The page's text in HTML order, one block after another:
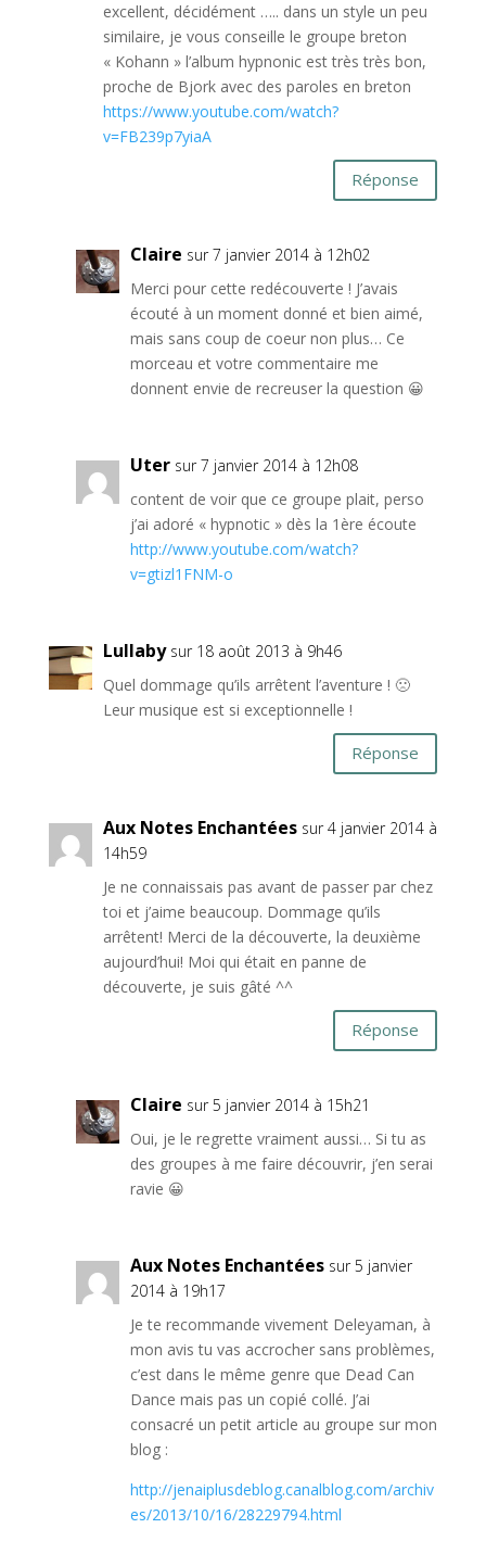
excellent, décidément ….. dans un style un peu
similaire, je vous conseille le groupe breton
« Kohann » l’album hypnonic est très très bon,
proche de Bjork avec des paroles en breton
https://www.youtube.com/watch?
v=FB239p7yiaA
Réponse
Claire sur 7 janvier 2014 à 12h02
Merci pour cette redécouverte ! J’avais
écouté à un moment donné et bien aimé,
mais sans coup de coeur non plus… Ce
morceau et votre commentaire me
donnent envie de recreuser la question 😀
Uter sur 7 janvier 2014 à 12h08
content de voir que ce groupe plait, perso
j’ai adoré « hypnotic » dès la 1ère écoute
http://www.youtube.com/watch?
v=gtizl1FNM-o
Lullaby sur 18 août 2013 à 9h46
Quel dommage qu’ils arrêtent l’aventure ! 🙁
Leur musique est si exceptionnelle !
Réponse
Aux Notes Enchantées sur 4 janvier 2014 à
14h59
Je ne connaissais pas avant de passer par chez
toi et j’aime beaucoup. Dommage qu’ils
arrêtent! Merci de la découverte, la deuxième
aujourd’hui! Moi qui était en panne de
découverte, je suis gâté ^^
Réponse
Claire sur 5 janvier 2014 à 15h21
Oui, je le regrette vraiment aussi… Si tu as
des groupes à me faire découvrir, j’en serai
ravie 😀
Aux Notes Enchantées sur 5 janvier
2014 à 19h17
Je te recommande vivement Deleyaman, à
mon avis tu vas accrocher sans problèmes,
c’est dans le même genre que Dead Can
Dance mais pas un copié collé. J’ai
consacré un petit article au groupe sur mon
blog :
http://jenaiplusdeblog.canalblog.com/archiv
es/2013/10/16/28229794.html